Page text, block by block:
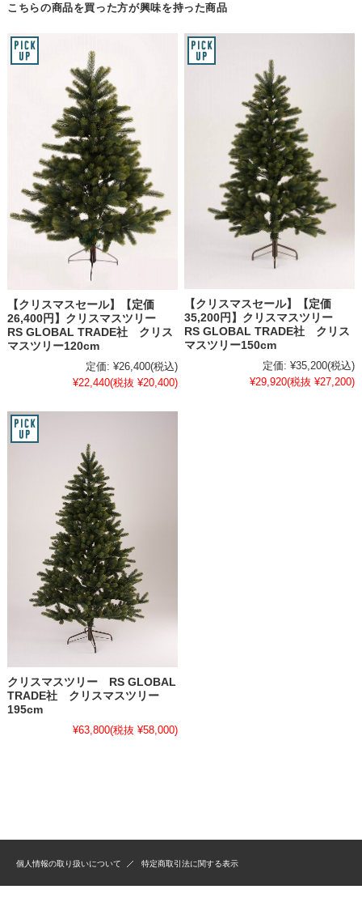
こちらの商品を買った方が興味を持った商品
【クリスマスセール】【定価
26,400円】クリスマスツリー
RS GLOBAL TRADE社 クリス
マスツリー120cm
定価: ¥26,400(税込)
¥22,440(税抜 ¥20,400)
【クリスマスセール】【定価
35,200円】クリスマスツリー
RS GLOBAL TRADE社 クリス
マスツリー150cm
定価: ¥35,200(税込)
¥29,920(税抜 ¥27,200)
クリスマスツリー RS GLOBAL
TRADE社 クリスマスツリー
195cm
¥63,800(税抜 ¥58,000)
個人情報の取り扱いについて 特定商取引法に関する表示